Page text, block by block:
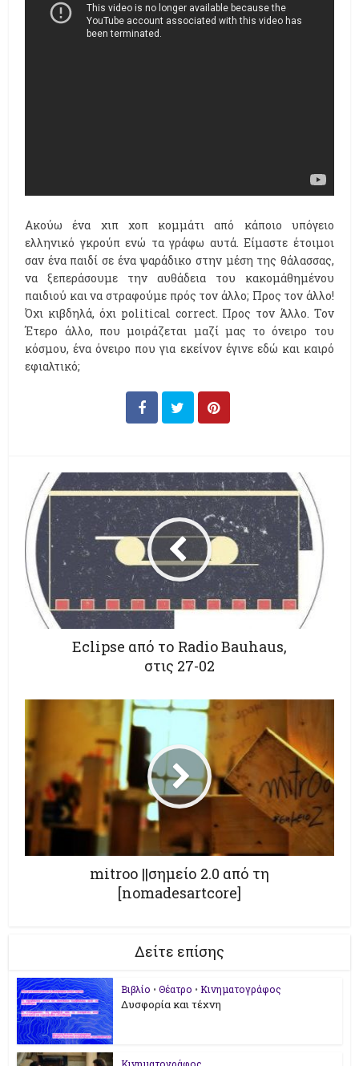
Ακούω ένα χιπ χοπ κομμάτι από κάποιο υπόγειο
ελληνικό γκρούπ ενώ τα γράφω αυτά. Είμαστε έτοιμοι
σαν ένα παιδί σε ένα ψαράδικο στην μέση της θάλασσας,
να ξεπεράσουμε την αυθάδεια του κακομάθημένου
παιδιού και να στραφούμε πρός τον άλλο; Προς τον άλλο!
Όχι κιβδηλά, όχι political correct. Προς τον Άλλο. Τον
Έτερο άλλο, που μοιράζεται μαζί μας το όνειρο του
κόσμου, ένα όνειρο που για εκείνον έγινε εδώ και καιρό
εφιαλτικό;
Eclipse από το Radio Bauhaus,
στις 27-02
mitroο ||σημείο 2.0 από τη
[nomadesartcore]
Δείτε επίσης
Βιβλίο • Θέατρο • Κινηματογράφος
Δυσφορία και τέχνη